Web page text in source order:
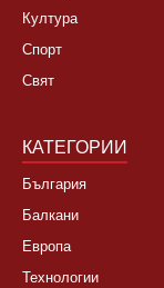
Култура
Спорт
Свят
КАТЕГОРИИ
България
Балкани
Европа
Технологии